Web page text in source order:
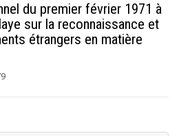
du premier février 1971 à
sur la reconnaissance et
étrangers en matière